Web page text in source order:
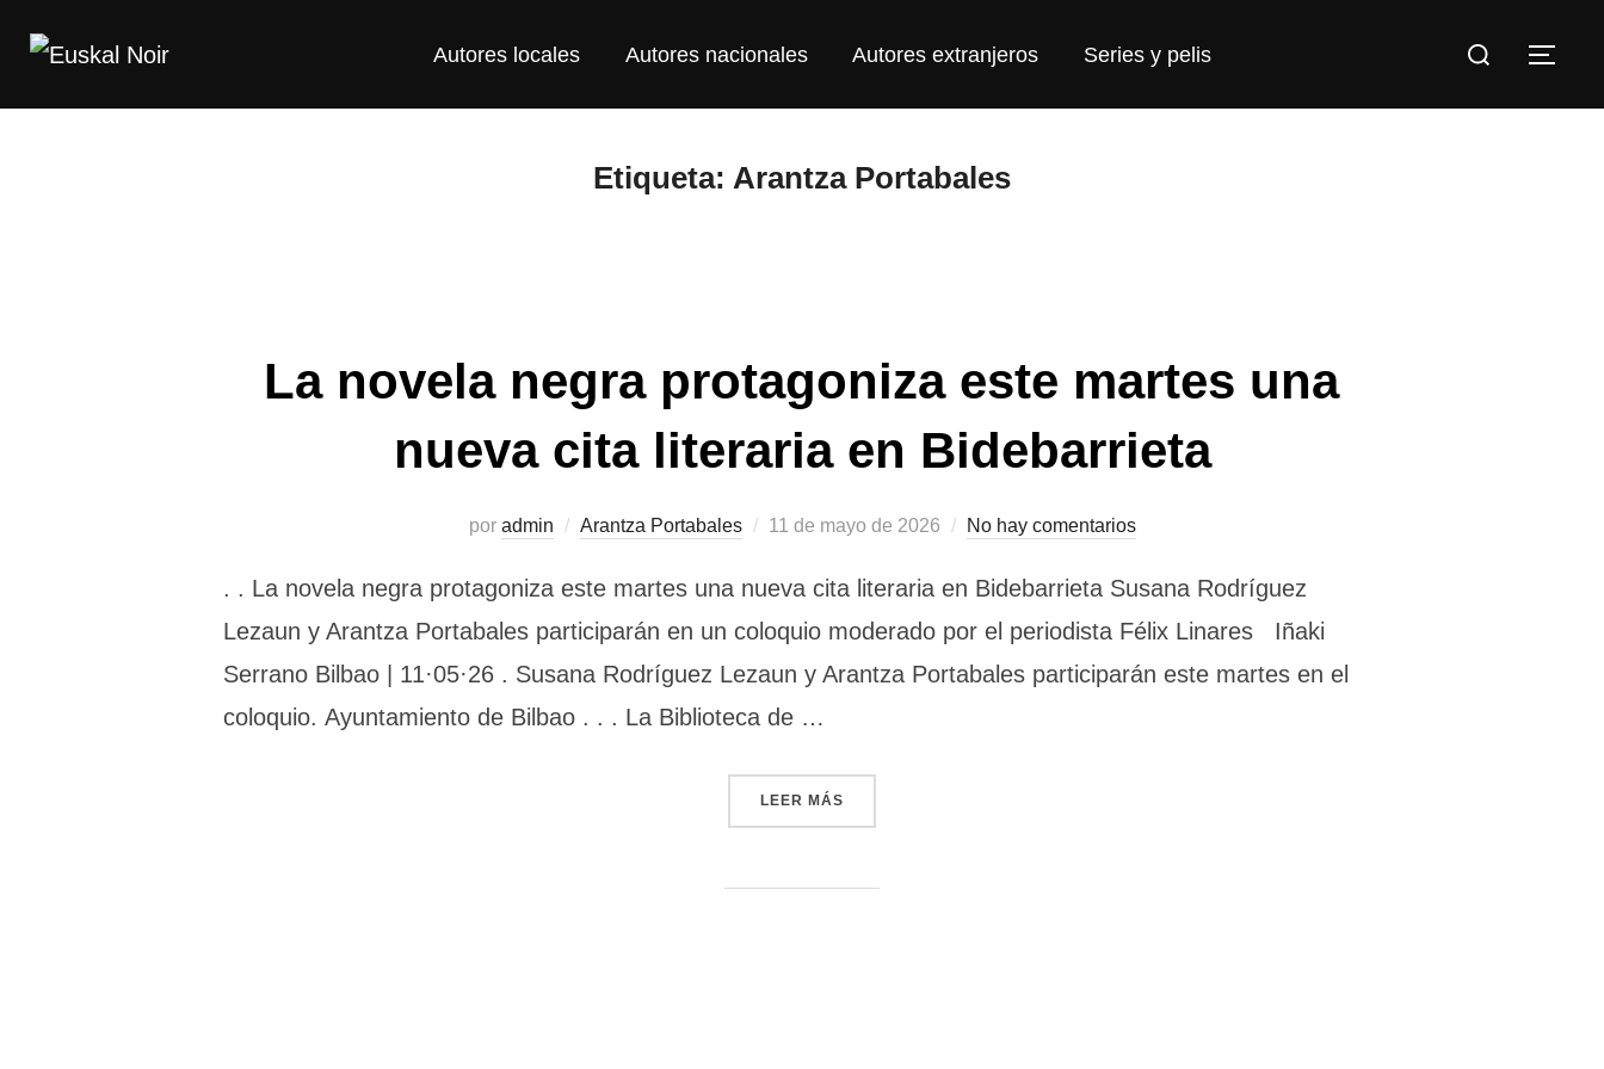
contenido
Autores locales Autores nacionales Autores extranjeros Series y pelis
Buscar:
Etiqueta: Arantza Portabales
La novela negra protagoniza este martes una
nueva cita literaria en Bidebarrieta
por admin Arantza Portabales
Publicado
11 de mayo de 2026 No hay comentarios
. . La novela negra protagoniza este martes una nueva cita literaria en Bidebarrieta Susana Rodríguez
Lezaun y Arantza Portabales participarán en un coloquio moderado por el periodista Félix Linares Iñaki
Serrano Bilbao | 11·05·26 . Susana Rodríguez Lezaun y Arantza Portabales participarán este martes en el
coloquio. Ayuntamiento de Bilbao . . . La Biblioteca de …
LEER MÁS